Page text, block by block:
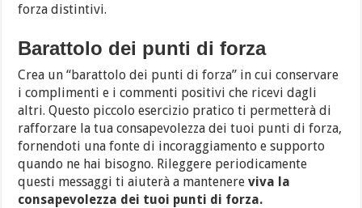
forza distintivi.
Barattolo dei punti di forza
Crea un “barattolo dei punti di forza” in cui conservare
i complimenti e i commenti positivi che ricevi dagli
altri. Questo piccolo esercizio pratico ti permetterà di
rafforzare la tua consapevolezza dei tuoi punti di forza,
fornendoti una fonte di incoraggiamento e supporto
quando ne hai bisogno. Rileggere periodicamente
questi messaggi ti aiuterà a mantenere viva la
consapevolezza dei tuoi punti di forza.